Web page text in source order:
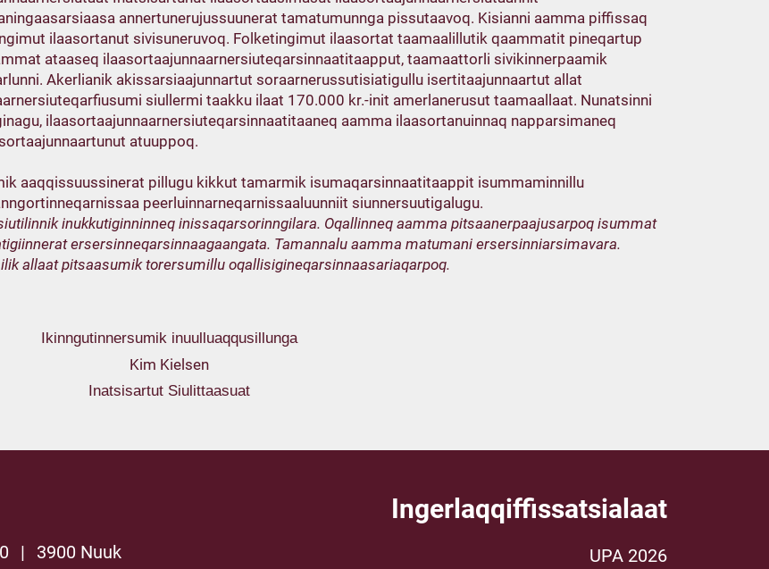
annertunerujussuunerat tamatumunnga pissutaavoq. Kisianni aamma piffissaq
ilaasortanut sivisuneruvoq. Folketingimut ilaasortat taamaalillutik qaammatit pineqartup
ataaseq ilaasortaajunnaarnersiuteqarsinnaatitaapput, taamaattorli sivikinnerpaamik
Akerlianik akissarsiaajunnartut soraarnerussutisiatigullu isertitaajunnaartut allat
siullermi taakku ilaat 170.000 kr.-init amerlanerusut taamaallaat. Nunatsinni
ilaasortaajunnaarnersiuteqarsinnaatitaaneq aamma ilaasortanuinnaq napparsimaneq
atuuppoq.
aaqqissuussinerat pillugu kikkut tamarmik isumaqarsinnaatitaappit isummaminnillu
peerluinnarneqarnissaaluunniit siunnersuutigalugu.
inukkutiginninneq inissaqarsorinngilara. Oqallinneq aamma pitsaanerpaajusarpoq isummat
ersersinneqarsinnaagaangata. Tamannalu aamma matumani ersersinniarsimavara.
allaat pitsaasumik torersumillu oqallisigineqarsinnaasariaqarpoq.
Ikinngutinnersumik inuulluaqqusillunga
Kim Kielsen
Inatsisartut Siulittaasuat
| 3900 Nuuk
Ingerlaqqiffissatsialaat
UPA 2026